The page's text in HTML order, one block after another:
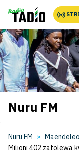
Nuru FM
Nuru FM
Maendeleo
Milioni 402 zatolewa